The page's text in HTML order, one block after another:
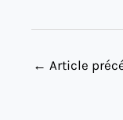
← Article